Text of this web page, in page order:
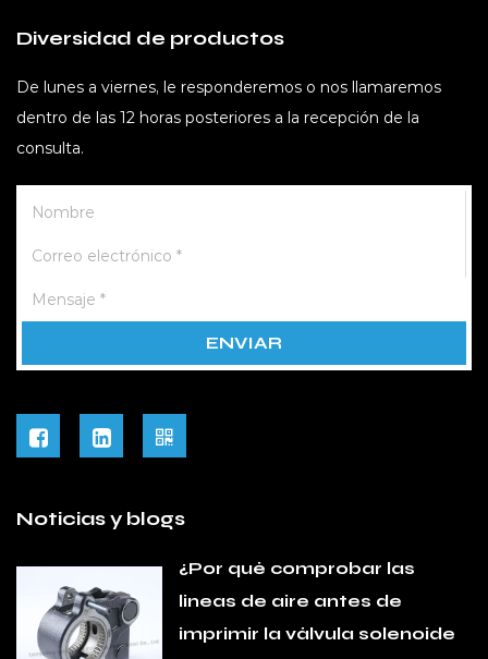
Diversidad de productos
De lunes a viernes, le responderemos o nos llamaremos
dentro de las 12 horas posteriores a la recepción de la
consulta.
Noticias y blogs
¿Por qué comprobar las
líneas de aire antes de
imprimir la válvula solenoide